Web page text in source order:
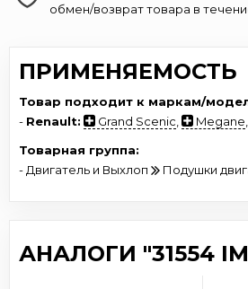
обмен/возврат товара в
ПРИМЕНЯЕМОСТЬ
Товар подходит к маркам/
- Renault: Grand Scenic Megane
Товарная группа:
- Двигатель и Выхлоп
Подушки
АНАЛОГИ "31554